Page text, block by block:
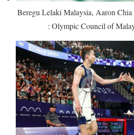
Beregu Lelaki Malaysia, Aaron
: Olympic Council of